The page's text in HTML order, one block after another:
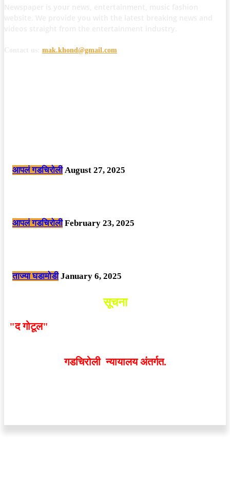
mak.khond@gmail.com
आपलं गडचिरोली August 27, 2025
आपलं गडचिरोली February 23, 2025
ताज्या घडामोडी January 6, 2025
सूचना
"द गोटूल"
गडचिरोली न्यायालय अंतर्गत.